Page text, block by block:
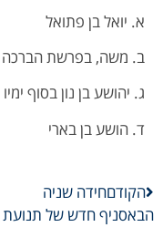
א. יואל בן פתואל
ב. משה, בפרשת הברכה
ג. יהושע בן נון בסוף ימיו
ד. הושע בן בארי
הקודםחידה שניה
הבאסניף חדש של תנועת